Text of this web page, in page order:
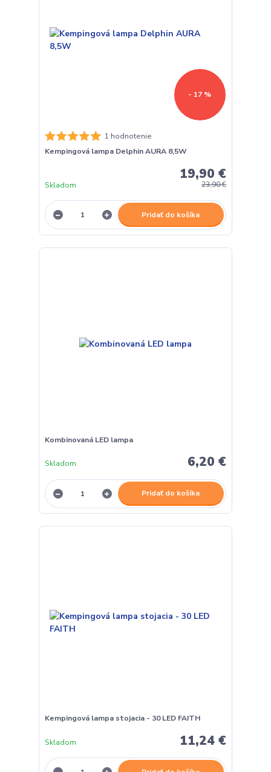
- 17 %
1 hodnotenie
Kempingová lampa Delphin AURA 8,5W
23,90 €
19,90 €
Skladom
Pridať do košíka
Kombinovaná LED lampa
6,20 €
Skladom
Pridať do košíka
Kempingová lampa stojacia - 30 LED FAITH
11,24 €
Skladom